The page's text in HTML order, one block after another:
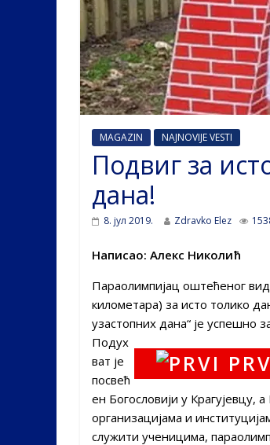
MAGAZIN NAJNOVIJE VESTI
Подвиг за
дана!
8. јул 2019. Zdravko Elez
Написао: Алекс Николић
Параолимпијац оштећеног
километара) за исто толико
узастопних дана“ је успешно
Подух
ват је
посвећ
ен Богословији у Крагујевцу,
организацијама и
служити ученицима,